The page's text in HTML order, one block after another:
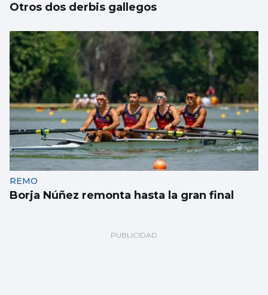
Otros dos derbis gallegos
REMO
Borja Núñez remonta hasta la gran final